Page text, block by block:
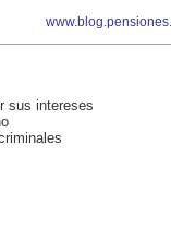
sus intereses